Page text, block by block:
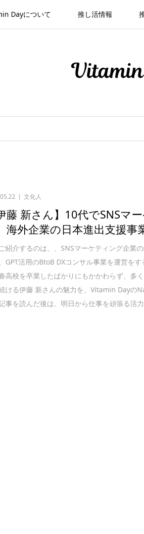
Dayについて 推し活情報
文化人
藤 新さん】10代でSNSマ
海外企業の日本進出支援事
紹介するのは、、SNSマーケティング企業
GPT活用のBtoB DXコンサル事業を運営を
高校を卒業したばかりにもかかわらず、多
ける伊藤 新さんの魅力を、Vitamin Dayの
事を読んだ後は、明日から仕事を頑張る活